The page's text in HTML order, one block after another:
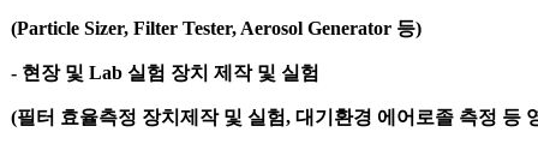
(Particle Sizer, Filter Tester, Aerosol Generator 등)
- 현장 및 Lab 실험 장치 제작 및 실험
(필터 효율측정 장치제작 및 실험, 대기환경 에어로졸 측정 등